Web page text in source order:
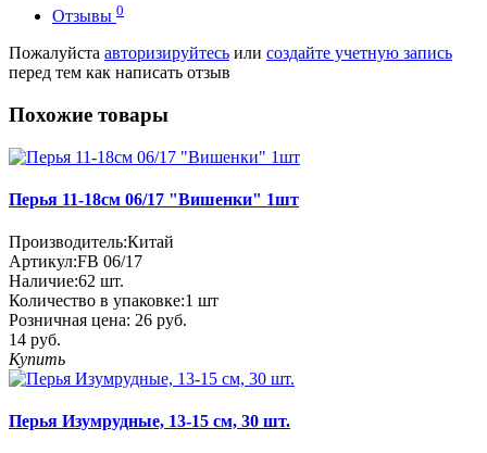
Отзывы 0
Пожалуйста авторизируйтесь или создайте учетную запись
перед тем как написать отзыв
Похожие товары
Перья 11-18см 06/17 "Вишенки" 1шт
Производитель:Китай
Артикул:FB 06/17
Наличие:62 шт.
Количество в упаковке:1 шт
Розничная цена: 26 руб.
14 руб.
Купить
Перья Изумрудные, 13-15 см, 30 шт.